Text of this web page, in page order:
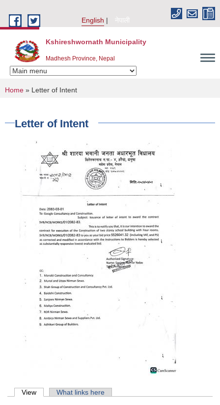
English
नेपाली
Kshireshwornath Municipality
Madhesh Province, Nepal
You are here
Home » Letter of Intent
Letter of Intent
Primary tabs
View (active tab)What links here